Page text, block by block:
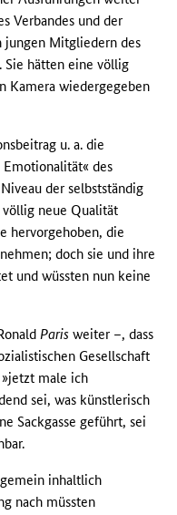
Verbandes und der
jungen Mitgliedern des
Sie hätten eine völlig
Kamera wiedergegeben
u. a. die
des
der selbstständig
neue Qualität
hervorgehoben, die
doch sie und ihre
und wüssten nun keine
Paris weiter –, dass
Gesellschaft
male ich
sei, was künstlerisch
Sackgasse geführt, sei
inhaltlich
nach müssten